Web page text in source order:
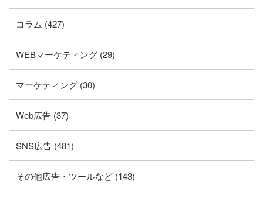
コラム (427)
WEBマーケティング (29)
マーケティング (30)
Web広告 (37)
SNS広告 (481)
その他広告・ツールなど (143)